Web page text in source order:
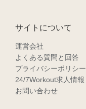
サイトについて
運営会社
よくある質問と回答
プライバシーポリシー
24/7Workout求人情報
お問い合わせ